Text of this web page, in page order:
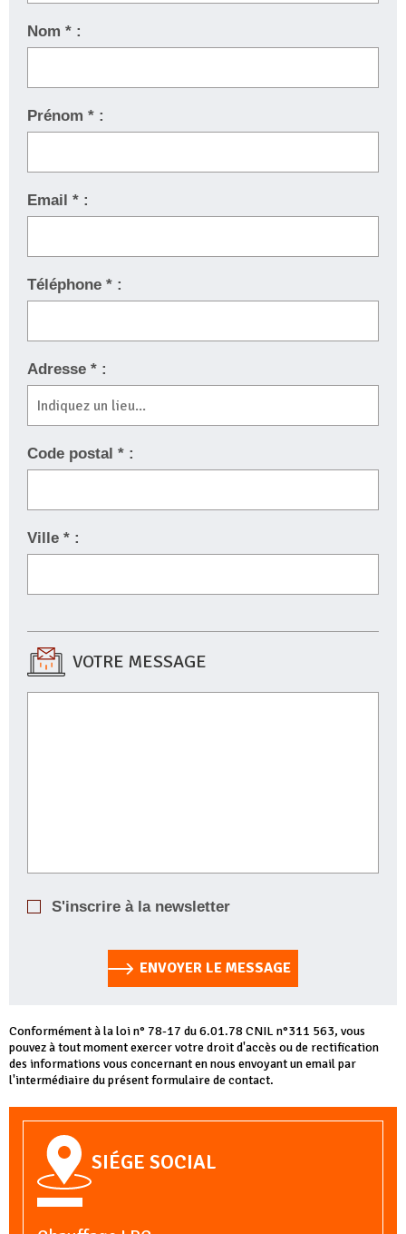
Nom * :
Prénom * :
Email * :
Téléphone * :
Adresse * :
Code postal * :
Ville * :
VOTRE MESSAGE
S'inscrire à la newsletter
ENVOYER LE MESSAGE
Conformément à la loi n° 78-17 du 6.01.78 CNIL n°311 563, vous
pouvez à tout moment exercer votre droit d'accès ou de rectification
des informations vous concernant en nous envoyant un email par
l'intermédiaire du présent formulaire de contact.
SIÉGE SOCIAL